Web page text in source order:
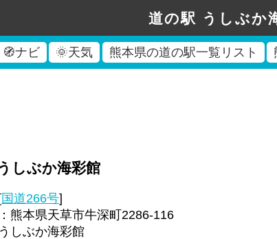
道の駅 うしぶか
🧭ナビ 🌞天気 熊本県の道の駅一覧リスト
しぶか海彩館
国道266号]
熊本県天草市牛深町2286-116
しぶか海彩館